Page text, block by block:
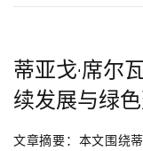
蒂亚戈·席尔
续发展与绿
文章摘要：本文围绕